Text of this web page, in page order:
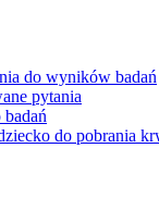
do wyników badań
pytania
do pobrania